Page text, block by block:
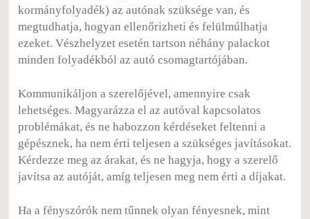
kormányfolyadék) az autónak szüksége van, és
megtudhatja, hogyan ellenőrizheti és felülmúlhatja
ezeket. Vészhelyzet esetén tartson néhány palackot
minden folyadékból az autó csomagtartójában.
Kommunikáljon a szerelőjével, amennyire csak
lehetséges. Magyarázza el az autóval kapcsolatos
problémákat, és ne habozzon kérdéseket feltenni a
gépésznek, ha nem érti teljesen a szükséges javításokat.
Kérdezze meg az árakat, és ne hagyja, hogy a szerelő
javítsa az autóját, amíg teljesen meg nem érti a díjakat.
Ha a fényszórók nem tűnnek olyan fényesnek, mint